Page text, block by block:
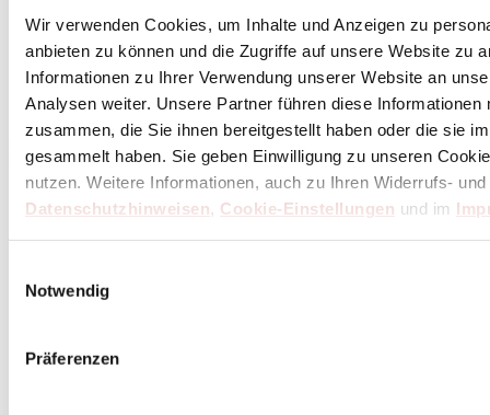
Wir verwenden Cookies, um Inhalte und Anzeigen zu
anbieten zu können und die Zugriffe auf unsere Website zu
Informationen zu Ihrer Verwendung unserer Website an
Analysen weiter. Unsere Partner führen diese
zusammen, die Sie ihnen bereitgestellt haben oder die sie
gesammelt haben. Sie geben Einwilligung zu unseren
nutzen. Weitere Informationen, auch zu Ihren Widerrufs-
Datenschutzhinweisen, Cookie-Einstellungen und im
Notwendig
Präferenzen
Abonnierehier
den Butch Newsletter
Retouren und Stornierungen, gültig. Preisangaben inkl. gesetzl. MwSt. zzgl. Service- und